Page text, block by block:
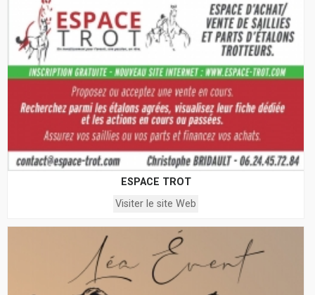
ESPACE TROT
Visiter le site Web